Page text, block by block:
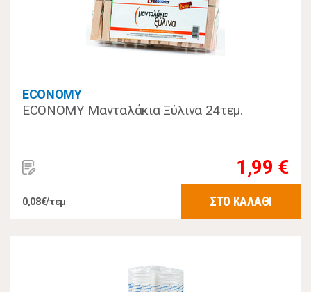
ECONOMY
ECONOMY Μανταλάκια Ξύλινα 24τεμ.
1,99 €
0,08€/τεμ ΣΤΟ ΚΑΛΑΘΙ